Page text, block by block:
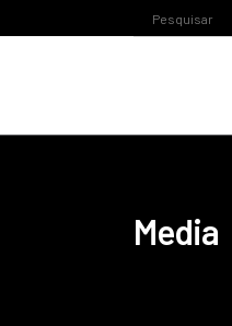
Media